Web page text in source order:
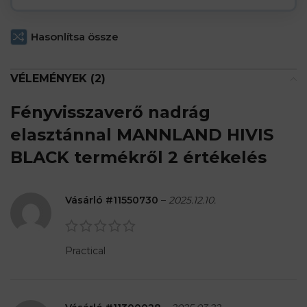
Hasonlítsa össze
VÉLEMÉNYEK (2)
Fényvisszaverő nadrág
elasztánnal MANNLAND HIVIS
BLACK termékről 2 értékelés
Vásárló #11550730 – 2025.12.10.
Practical